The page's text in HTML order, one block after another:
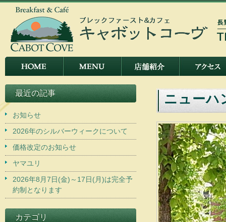
ニューハ
最近の記事
お知らせ
2026年のシルバーウィークについて
価格改定のお知らせ
ヤマユリ
2026年8月7日(金)～17日(月)は完全予
約制となります
カテゴリ